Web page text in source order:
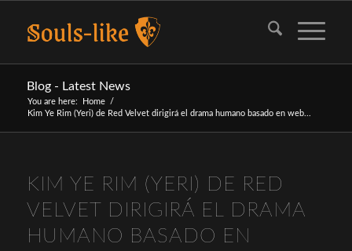
Blog - Latest News
You are here: Home
/
Kim Ye Rim (Yeri) de Red Velvet dirigirá el drama humano basado en web...
KIM YE RIM (YERI) DE RED
VELVET DIRIGIRÁ EL DRAMA
HUMANO BASADO EN